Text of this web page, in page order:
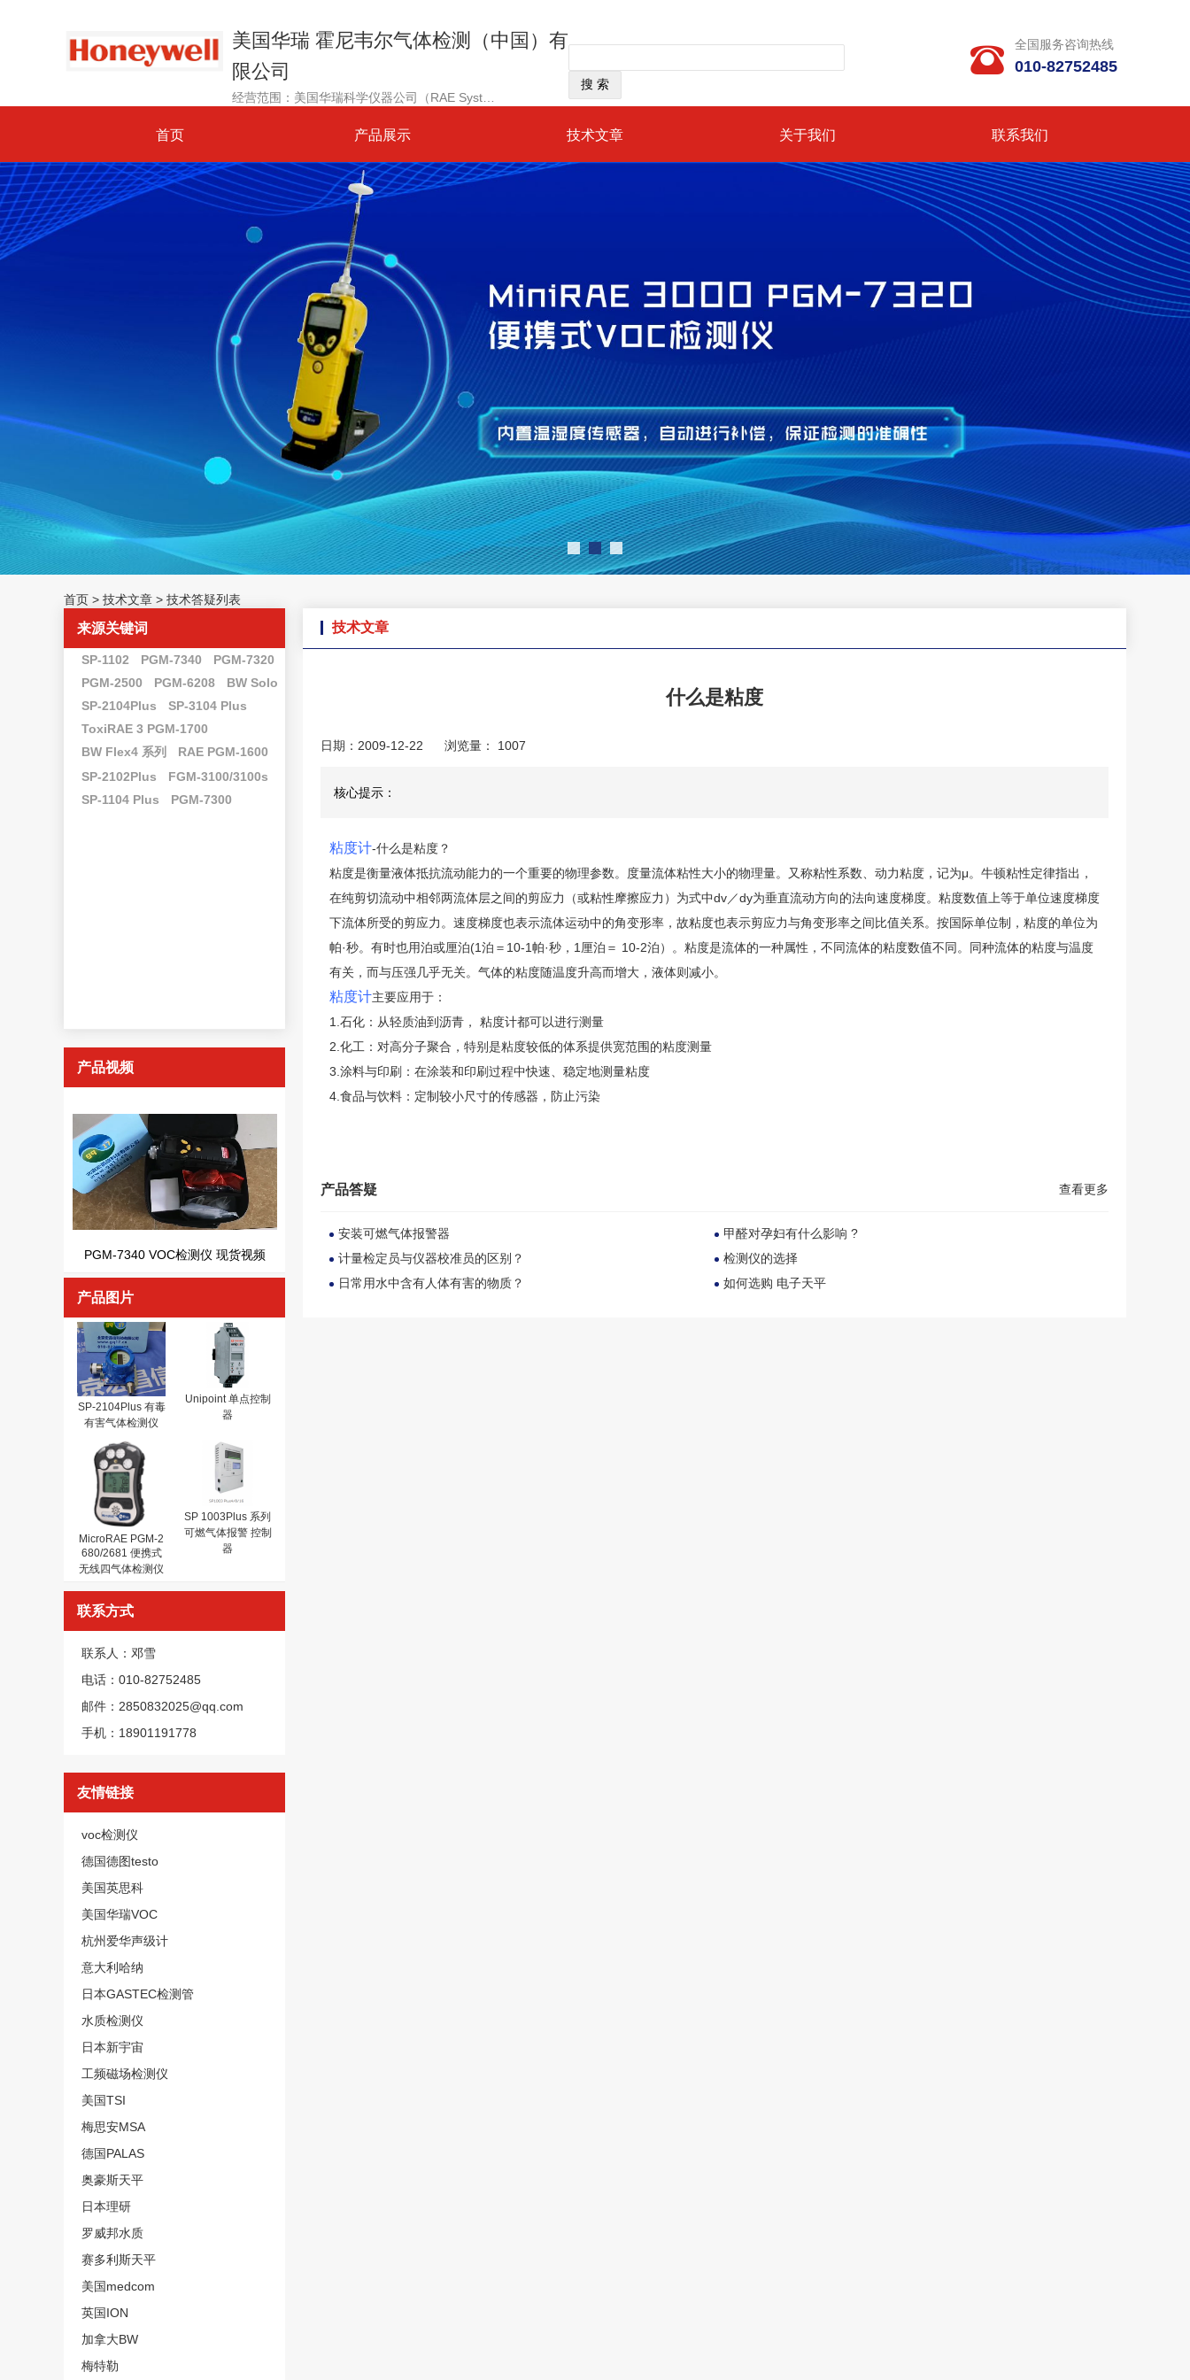
美国华瑞 霍尼韦尔气体检测（中国）有
限公司
 全国服务咨询热线
010-82752485
首页 产品展示 技术文章 关于我们 联系我们
首页 > 技术文章 > 技术答疑列表
来源关键词
SP-1102 PGM-7340
PGM-7320
PGM-2500
PGM-6208
BW Solo
SP-2104Plus
SP-3104 Plus
ToxiRAE 3 PGM-1700
BW Flex4 系列
RAE PGM-1600
SP-2102Plus
FGM-3100/3100s
SP-1104 Plus
PGM-7300
产品视频
PGM-7340 VOC检测仪 现货视频
产品图片
SP-2104Plus 有毒
有害气体检测仪
Unipoint 单点控制
器
MicroRAE PGM-2
680/2681 便携式
无线四气体检测仪
SP 1003Plus 系列
可燃气体报警 控制
器
联系方式
联系人：邓雪
电话：010-82752485
邮件：2850832025@qq.com
手机：18901191778
友情链接
voc检测仪
德国德图testo
美国英思科
美国华瑞VOC
杭州爱华声级计
意大利哈纳
日本GASTEC检测管
水质检测仪
日本新宇宙
工频磁场检测仪
美国TSI
梅思安MSA
德国PALAS
奥豪斯天平
日本理研
罗威邦水质
赛多利斯天平
美国medcom
英国ION
加拿大BW
梅特勒
技术文章
什么是粘度
日期：2009-12-22 浏览量： 1007
核心提示：
粘度计-什么是粘度？
粘度是衡量液体抵抗流动能力的一个重要的物理参数。度量流体粘性大小的物理量。又称粘性系数、动力粘度，记为μ。牛顿粘性定律指出，
在纯剪切流动中相邻两流体层之间的剪应力（或粘性摩擦应力）为式中dv／dy为垂直流动方向的法向速度梯度。粘度数值上等于单位速度梯度
下流体所受的剪应力。速度梯度也表示流体运动中的角变形率，故粘度也表示剪应力与角变形率之间比值关系。按国际单位制，粘度的单位为
帕·秒。有时也用泊或厘泊(1泊＝10-1帕·秒，1厘泊＝ 10-2泊）。粘度是流体的一种属性，不同流体的粘度数值不同。同种流体的粘度与温度
有关，而与压强几乎无关。气体的粘度随温度升高而增大，液体则减小。
粘度计主要应用于：
1.石化：从轻质油到沥青， 粘度计都可以进行测量
2.化工：对高分子聚合，特别是粘度较低的体系提供宽范围的粘度测量
3.涂料与印刷：在涂装和印刷过程中快速、稳定地测量粘度
4.食品与饮料：定制较小尺寸的传感器，防止污染
产品答疑 查看更多
安装可燃气体报警器
计量检定员与仪器校准员的区别？
日常用水中含有人体有害的物质？
甲醛对孕妇有什么影响 ?
检测仪的选择
如何选购 电子天平